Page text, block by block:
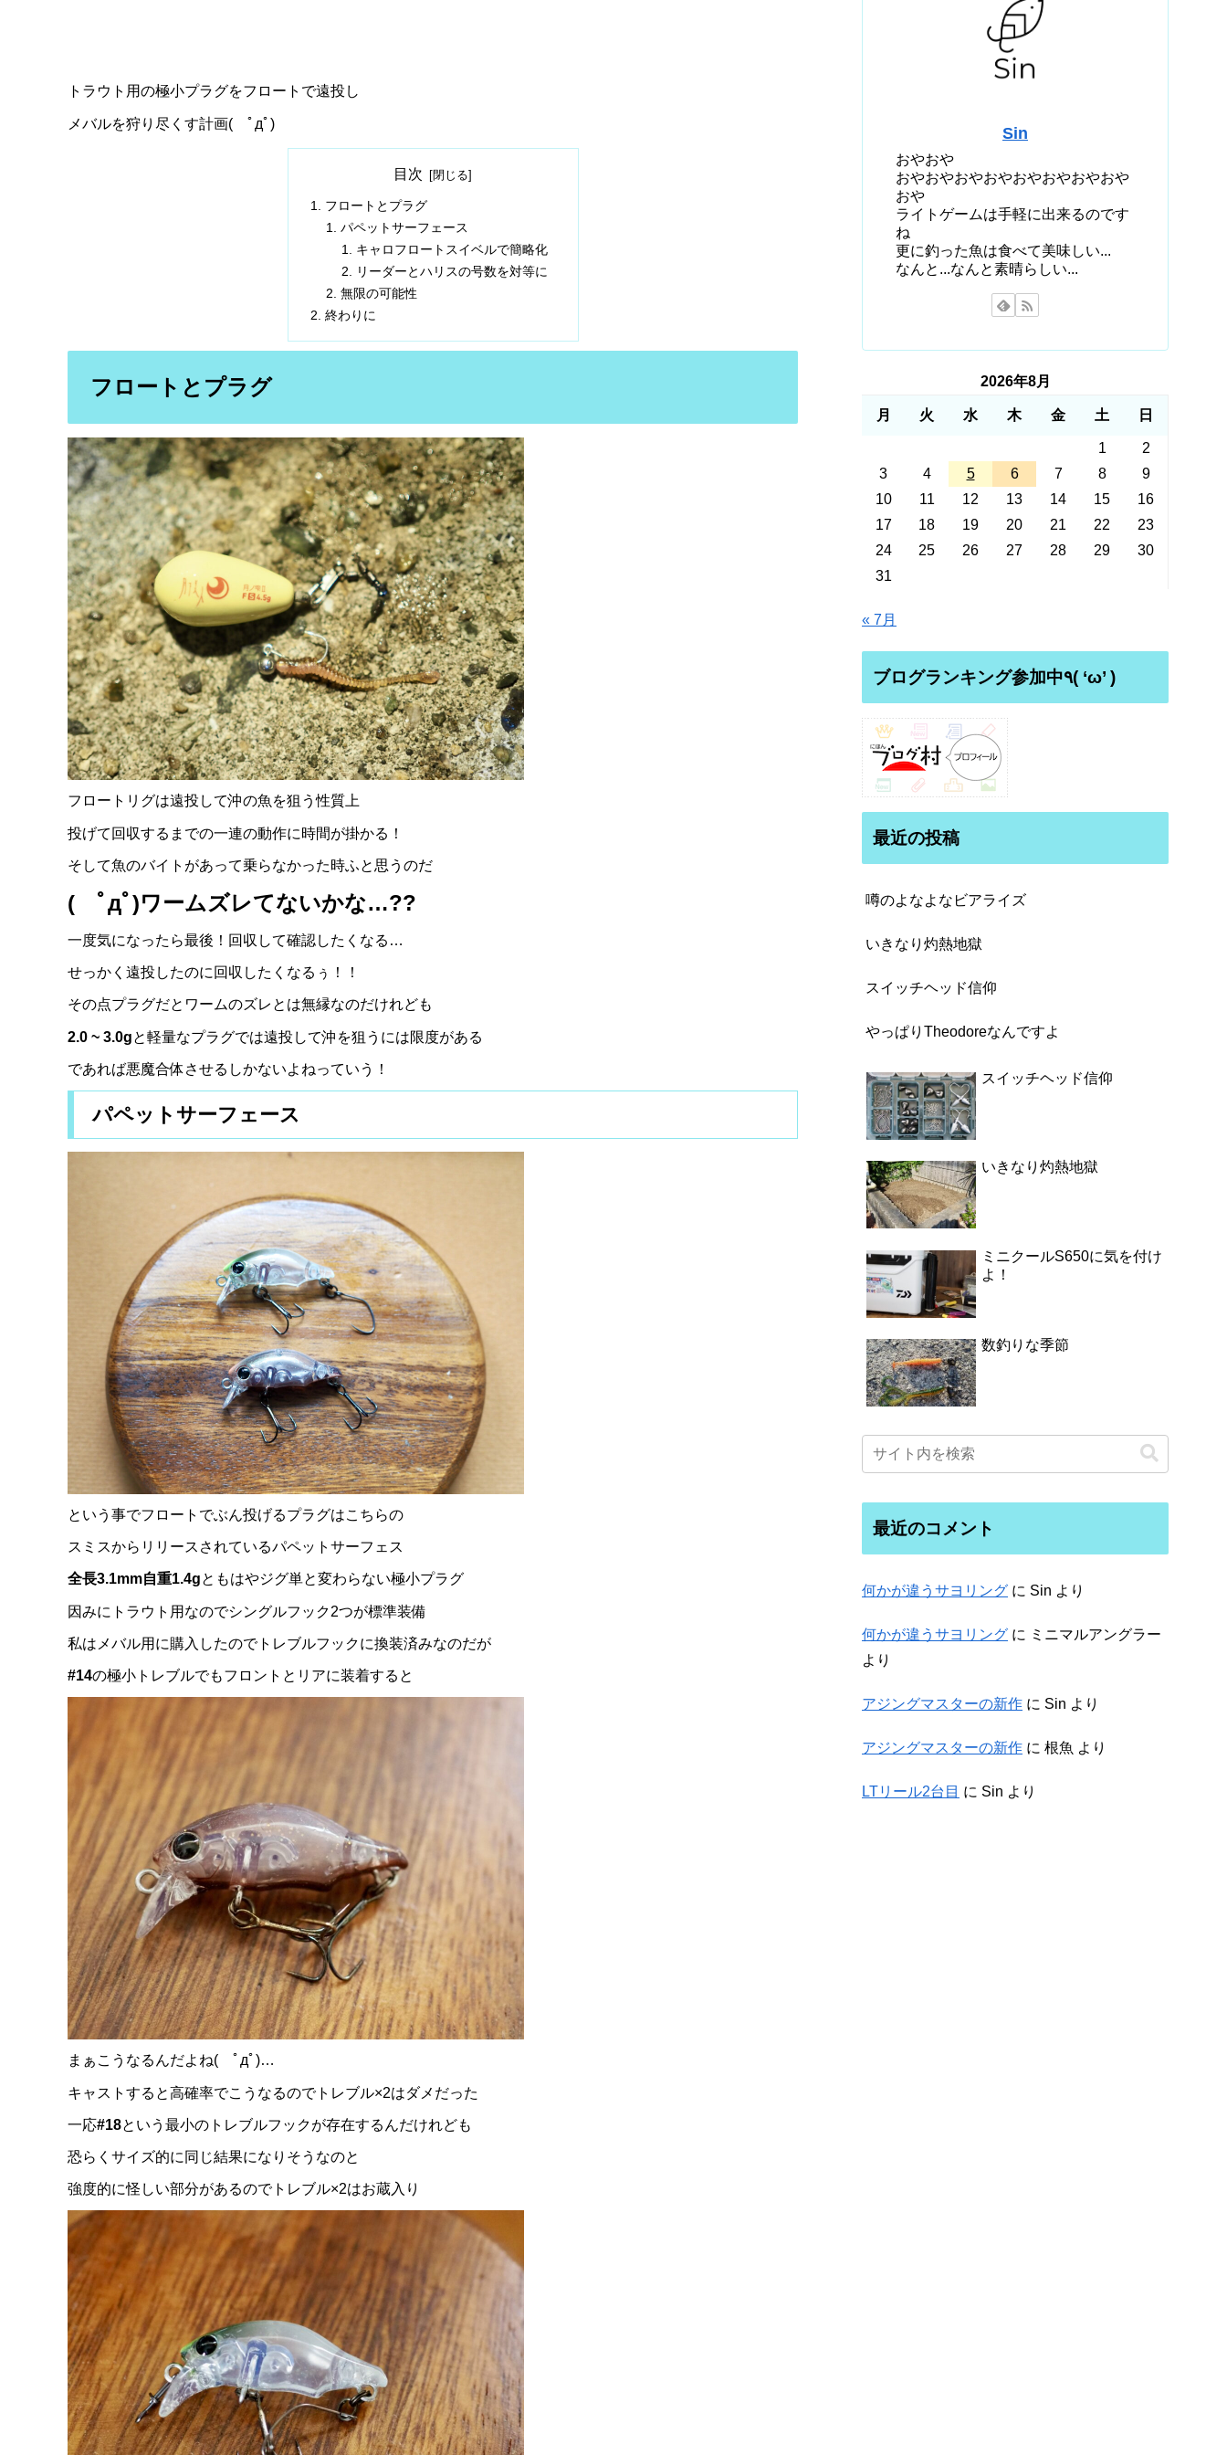
トラウト用の極小プラグをフロートで遠投し
メバルを狩り尽くす計画( ﾟдﾟ)
目次
フロートとプラグ
パペットサーフェース
キャロフロートスイベルで簡略化
リーダーとハリスの号数を対等に
無限の可能性
終わりに
フロートとプラグ
フロートリグは遠投して沖の魚を狙う性質上
投げて回収するまでの一連の動作に時間が掛かる！
そして魚のバイトがあって乗らなかった時ふと思うのだ
( ﾟдﾟ)ワームズレてないかな…??
一度気になったら最後！回収して確認したくなる…
せっかく遠投したのに回収したくなるぅ！！
その点プラグだとワームのズレとは無縁なのだけれども
2.0 ~ 3.0gと軽量なプラグでは遠投して沖を狙うには限度がある
であれば悪魔合体させるしかないよねっていう！
パペットサーフェース
という事でフロートでぶん投げるプラグはこちらの
スミスからリリースされているパペットサーフェス
全長3.1mm自重1.4gともはやジグ単と変わらない極小プラグ
因みにトラウト用なのでシングルフック2つが標準装備
私はメバル用に購入したのでトレブルフックに換装済みなのだが
#14の極小トレブルでもフロントとリアに装着すると
まぁこうなるんだよね( ﾟдﾟ)…
キャストすると高確率でこうなるのでトレブル×2はダメだった
一応#18という最小のトレブルフックが存在するんだけれども
恐らくサイズ的に同じ結果になりそうなのと
強度的に怪しい部分があるのでトレブル×2はお蔵入り
Sin
おやおや
おやおやおやおやおやおやおやおや
おや
ライトゲームは手軽に出来るのです
ね
更に釣った魚は食べて美味しい...
なんと...なんと素晴らしい...
2026年8月
月 火 水 木 金 土 日
1
2
3
4 5 6 7 8
9
10
11 12 13 14 15
16
17
18 19 20 21 22
23
24
25 26 27 28 29
30
31
« 7月
ブログランキング参加中٩( ‘ω’ )
最近の投稿
噂のよなよなビアライズ
いきなり灼熱地獄
スイッチヘッド信仰
やっぱりTheodoreなんですよ
スイッチヘッド信仰
いきなり灼熱地獄
ミニクールS650に気を付け
よ！
数釣りな季節
最近のコメント
何かが違うサヨリング に Sin より
何かが違うサヨリング に ミニマルアングラー
より
アジングマスターの新作 に Sin より
アジングマスターの新作 に 根魚 より
LTリール2台目 に Sin より